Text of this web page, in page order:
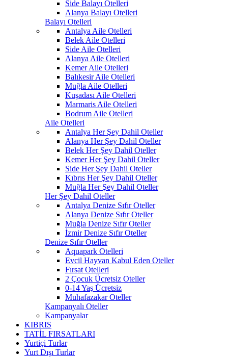
Side Balayı Otelleri
Alanya Balayı Otelleri
Balayı Otelleri
Antalya Aile Otelleri
Belek Aile Otelleri
Side Aile Otelleri
Alanya Aile Otelleri
Kemer Aile Otelleri
Balıkesir Aile Otelleri
Muğla Aile Otelleri
Kuşadası Aile Otelleri
Marmaris Aile Otelleri
Bodrum Aile Otelleri
Aile Otelleri
Antalya Her Şey Dahil Oteller
Alanya Her Şey Dahil Oteller
Belek Her Şey Dahil Oteller
Kemer Her Şey Dahil Oteller
Side Her Şey Dahil Oteller
Kıbrıs Her Şey Dahil Oteller
Muğla Her Şey Dahil Oteller
Her Şey Dahil Oteller
Antalya Denize Sıfır Oteller
Alanya Denize Sıfır Oteller
Muğla Denize Sıfır Oteller
İzmir Denize Sıfır Oteller
Denize Sıfır Oteller
Aquapark Otelleri
Evcil Hayvan Kabul Eden Oteller
Fırsat Otelleri
2 Çocuk Ücretsiz Oteller
0-14 Yaş Ücretsiz
Muhafazakar Oteller
Kampanyalı Oteller
Kampanyalar
KIBRIS
TATİL FIRSATLARI
Yurtiçi Turlar
Yurt Dışı Turlar